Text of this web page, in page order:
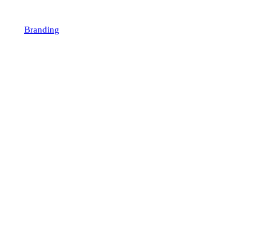
Branding